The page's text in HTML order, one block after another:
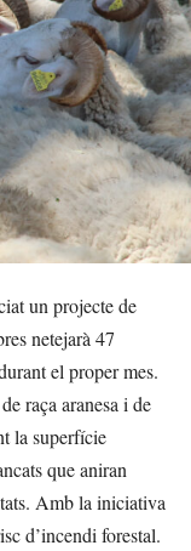
un projecte de
netejarà 47
el proper mes.
raça aranesa i de
la superfície
que aniran
Amb la iniciativa
d’incendi forestal.